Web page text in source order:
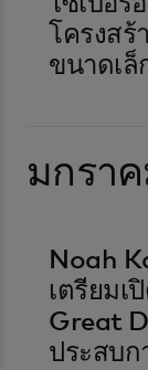
โครงส
ขนาดเล็
มกรา
Noah
เตรียมเ
Great
ประสบ